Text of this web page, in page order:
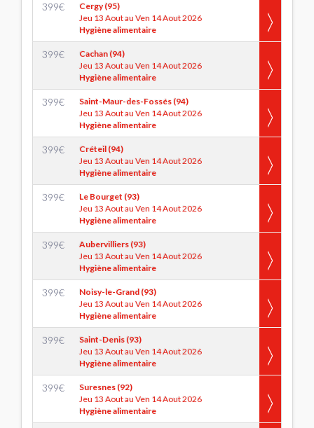
399€
Cergy (95)
Jeu 13 Aout au Ven 14 Aout 2026
Hygiène alimentaire
399€
Cachan (94)
Jeu 13 Aout au Ven 14 Aout 2026
Hygiène alimentaire
399€
Saint-Maur-des-Fossés (94)
Jeu 13 Aout au Ven 14 Aout 2026
Hygiène alimentaire
399€
Créteil (94)
Jeu 13 Aout au Ven 14 Aout 2026
Hygiène alimentaire
399€
Le Bourget (93)
Jeu 13 Aout au Ven 14 Aout 2026
Hygiène alimentaire
399€
Aubervilliers (93)
Jeu 13 Aout au Ven 14 Aout 2026
Hygiène alimentaire
399€
Noisy-le-Grand (93)
Jeu 13 Aout au Ven 14 Aout 2026
Hygiène alimentaire
399€
Saint-Denis (93)
Jeu 13 Aout au Ven 14 Aout 2026
Hygiène alimentaire
399€
Suresnes (92)
Jeu 13 Aout au Ven 14 Aout 2026
Hygiène alimentaire